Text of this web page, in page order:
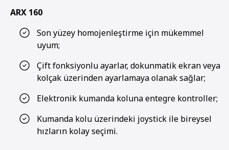
ARX 160
Son yüzey homojenleştirme için mükemmel
uyum;
Çift fonksiyonlu ayarlar, dokunmatik ekran veya
kolçak üzerinden ayarlamaya olanak sağlar;
Elektronik kumanda koluna entegre kontroller;
Kumanda kolu üzerindeki joystick ile bireysel
hızların kolay seçimi.